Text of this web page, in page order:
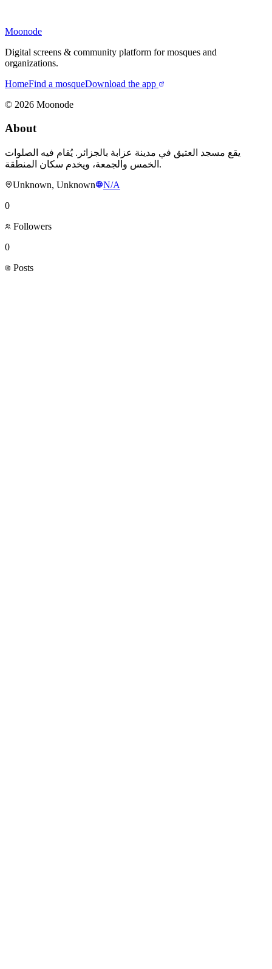
Moonode
Digital screens & community platform for mosques and
organizations.
HomeFind a mosqueDownload the app
© 2026 Moonode
About
يقع مسجد العتيق في مدينة عزابة بالجزائر. يُقام فيه الصلوات
الخمس والجمعة، ويخدم سكان المنطقة.
Unknown, Unknown
N/A
0
Followers
0
Posts